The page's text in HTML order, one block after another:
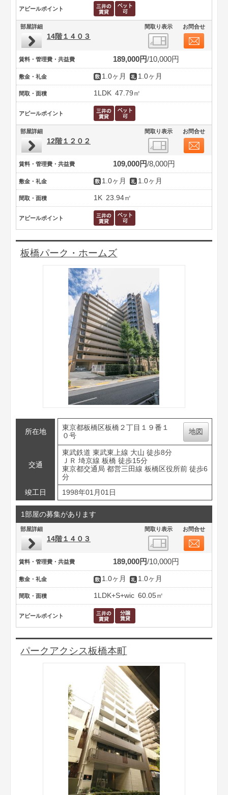
アピールポイント
部屋詳細 間取り表示 お問合せ
14階１４０３
賃料・管理費・共益費 189,000円 10,000円
敷金・礼金 1.0ヶ月 1.0ヶ月
間取・面積 1LDK 47.79㎡
アピールポイント
部屋詳細 間取り表示 お問合せ
12階１２０２
賃料・管理費・共益費 109,000円 8,000円
敷金・礼金 1.0ヶ月 1.0ヶ月
間取・面積 1K 23.94㎡
アピールポイント
板橋パーク・ホームズ
所在地
東京都板橋区板橋２丁目１９番１
０号
地図
交通
東武鉄道 東武東上線 大山 徒歩8分
ＪＲ 埼京線 板橋 徒歩15分
東京都交通局 都営三田線 板橋区役所前 徒歩6
分
竣工日
1998年01月01日
1部屋の募集があります
部屋詳細 間取り表示 お問合せ
14階１４０３
賃料・管理費・共益費 189,000円 10,000円
敷金・礼金 1.0ヶ月 1.0ヶ月
間取・面積 1LDK+S+wic 60.05㎡
アピールポイント
パークアクシス板橋本町